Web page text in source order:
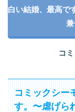
白い結婚、最高で
コ
コミックシー
す。〜虐げら